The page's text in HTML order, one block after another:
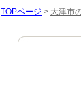
TOPページ > 大津市